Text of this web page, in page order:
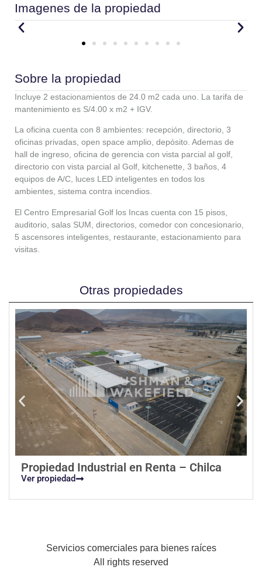
Imagenes de la propiedad
Sobre la propiedad
Incluye 2 estacionamientos de 24.0 m2 cada uno. La tarifa de
mantenimiento es S/4.00 x m2 + IGV.
La oficina cuenta con 8 ambientes: recepción, directorio, 3
oficinas privadas, open space amplio, depósito. Ademas de
hall de ingreso, oficina de gerencia con vista parcial al golf,
directorio con vista parcial al Golf, kitchenette, 3 baños, 4
equipos de A/C, luces LED inteligentes en todos los
ambientes, sistema contra incendios.
El Centro Empresarial Golf los Incas cuenta con 15 pisos,
auditorio, salas SUM, directorios, comedor con concesionario,
5 ascensores inteligentes, restaurante, estacionamiento para
visitas.
Otras propiedades
Propiedad Industrial en Renta – Chilca
Ver propiedad
Servicios comerciales para bienes raíces
All rights reserved